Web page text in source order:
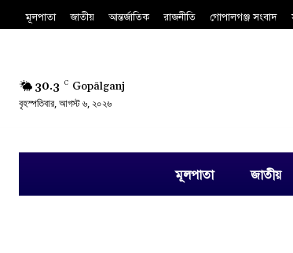
মূলপাতা জাতীয় আন্তর্জাতিক রাজনীতি গোপালগঞ্জ সংবাদ
30.3 C Gopālganj
বৃহস্পতিবার, আগস্ট ৬, ২০২৬
মূলপাতা জাতীয়